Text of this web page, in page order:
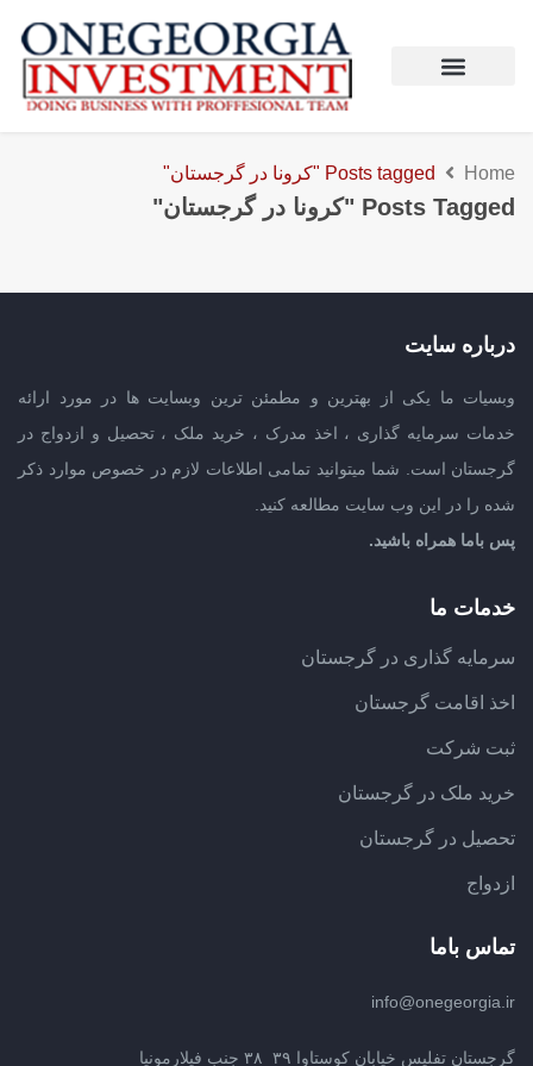
Home Posts tagged "کرونا در گرجستان"
Posts Tagged "کرونا در گرجستان"
درباره سایت
وبسیات ما یکی از بهترین و مطمئن ترین وبسایت ها در مورد ارائه
خدمات سرمایه گذاری ، اخذ مدرک ، خرید ملک ، تحصیل و ازدواج در
گرجستان است. شما میتوانید تمامی اطلاعات لازم در خصوص موارد ذکر
شده را در این وب سایت مطالعه کنید.
پس باما همراه باشید.
خدمات ما
سرمایه گذاری در گرجستان
اخذ اقامت گرجستان
ثبت شرکت
خرید ملک در گرجستان
تحصیل در گرجستان
ازدواج
تماس باما
info@onegeorgia.ir
گرجستان تفلیس خیابان کوستاوا ۳۹_۳۸ جنب فیلارمونیا